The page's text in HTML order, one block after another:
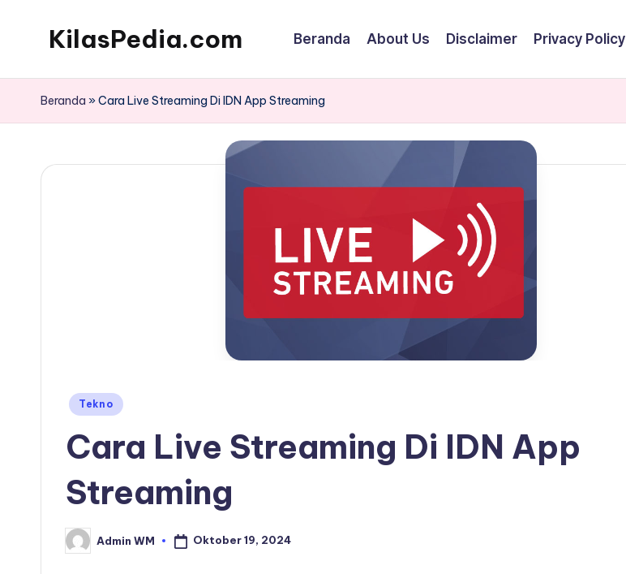
KilasPedia.com
Informatif
Beranda About Us Disclaimer Privacy Policy
Beranda »Cara Live Streaming Di IDN App Streaming
Posted
Tekno
Cara Live Streaming Di IDN App
Streaming
Posted
by
Admin WM Oktober 19, 2024